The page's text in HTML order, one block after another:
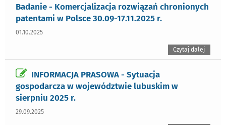
Badanie - Komercjalizacja rozwiązań chronionych
patentami w Polsce 30.09-17.11.2025 r.
01.10.2025
Czytaj dalej
INFORMACJA PRASOWA - Sytuacja
gospodarcza w województwie lubuskim w
sierpniu 2025 r.
29.09.2025